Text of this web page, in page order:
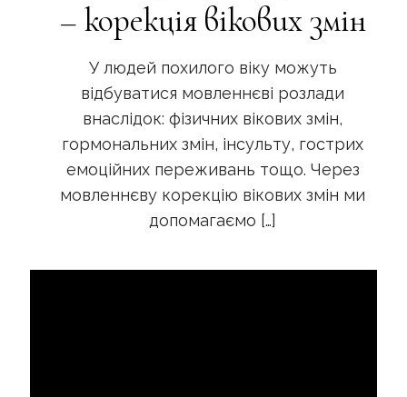
– корекція вікових змін
У людей похилого віку можуть
відбуватися мовленнєві розлади
внаслідок: фізичних вікових змін,
гормональних змін, інсульту, гострих
емоційних переживань тощо. Через
мовленнєву корекцію вікових змін ми
допомагаємо […]